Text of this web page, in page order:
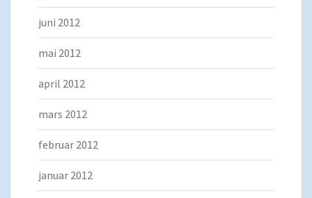
juni 2012
mai 2012
april 2012
mars 2012
februar 2012
januar 2012